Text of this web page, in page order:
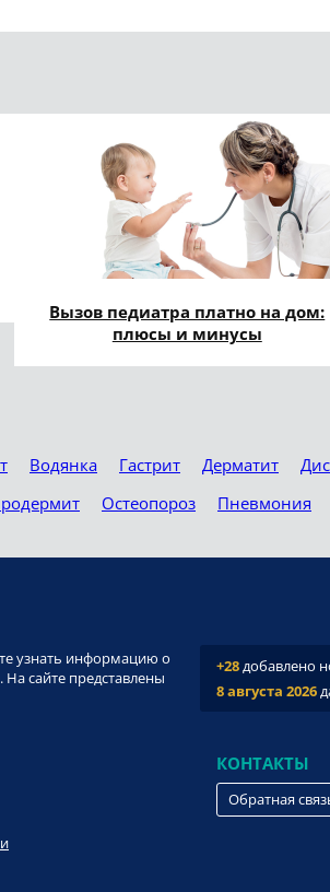
Вызов педиатра платно на дом:
плюсы и минусы
Водянка Гастрит Дерматит
Остеопороз Пневмония
узнать информацию о
сайте представлены
+28добавлено
8 августа 2026
КОНТАКТЫ
Обратная